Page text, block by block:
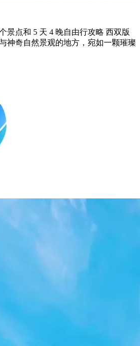
景点和 5 天 4 晚自由行攻略 西双版
神奇自然景观的地方，宛如一颗璀璨